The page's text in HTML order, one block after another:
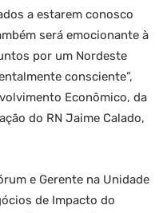
a estarem conosco
será emocionante à
por um Nordeste
consciente”,
Econômico, da
do RN Jaime Calado,
e Gerente na Unidade
de Impacto do